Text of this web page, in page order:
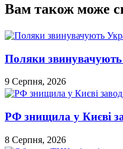
Вам також може
Поляки
9 Серпня, 2026
РФ знищила у Києві
8 Серпня, 2026